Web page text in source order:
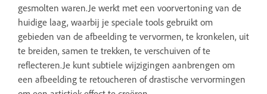
gesmolten waren.Je werkt met een voorvertoning van de
huidige laag, waarbij je speciale tools gebruikt om
gebieden van de afbeelding te vervormen, te kronkelen, uit
te breiden, samen te trekken, te verschuiven of te
reflecteren.Je kunt subtiele wijzigingen aanbrengen om
een afbeelding te retoucheren of drastische vervormingen